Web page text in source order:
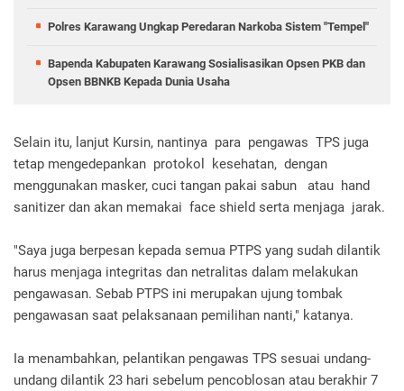
Polres Karawang Ungkap Peredaran Narkoba Sistem "Tempel"
Bapenda Kabupaten Karawang Sosialisasikan Opsen PKB dan
Opsen BBNKB Kepada Dunia Usaha
Selain itu, lanjut Kursin, nantinya para pengawas TPS juga
tetap mengedepankan protokol kesehatan, dengan
menggunakan masker, cuci tangan pakai sabun atau hand
sanitizer dan akan memakai face shield serta menjaga jarak.
"Saya juga berpesan kepada semua PTPS yang sudah dilantik
harus menjaga integritas dan netralitas dalam melakukan
pengawasan. Sebab PTPS ini merupakan ujung tombak
pengawasan saat pelaksanaan pemilihan nanti," katanya.
Ia menambahkan, pelantikan pengawas TPS sesuai undang-
undang dilantik 23 hari sebelum pencoblosan atau berakhir 7